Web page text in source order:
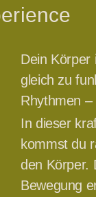
Dein Körper
gleich zu
Rhythmen –
In dieser
kommst du
den Körper.
Bewegung